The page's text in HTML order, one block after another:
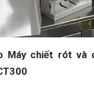
Máy chiết rót và